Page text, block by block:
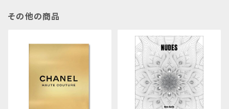
その他の商品